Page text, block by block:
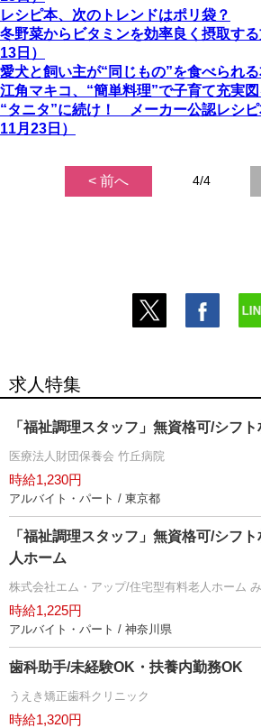
レシピ本、次のトレンドはポリ袋？
冬野菜からビタミンを効率良く摂取す
13日）
愛犬と飼い主が“同じもの”を食べられ
江角マキコ、“簡単料理”で子育て充実図
“タニタ”に続け！ メーカー公認レシ
11月23日）
< 前へ 4/4
求人特集
「福祉調理スタッフ」無資格可/シフ
医療法人財団保養会 竹丘病院
時給1,230円
アルバイト・パート / 東京都
「福祉調理スタッフ」無資格可/シフ
人ホーム
株式会社エム・アップ/住宅型有料老人ホーム
時給1,225円
アルバイト・パート / 神奈川県
歯科助手/未経験OK・扶養内勤務OK
うえき矯正歯科クリニック
時給1,320円